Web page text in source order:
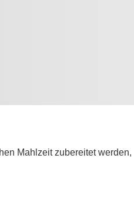
Mahlzeit zubereitet werden,